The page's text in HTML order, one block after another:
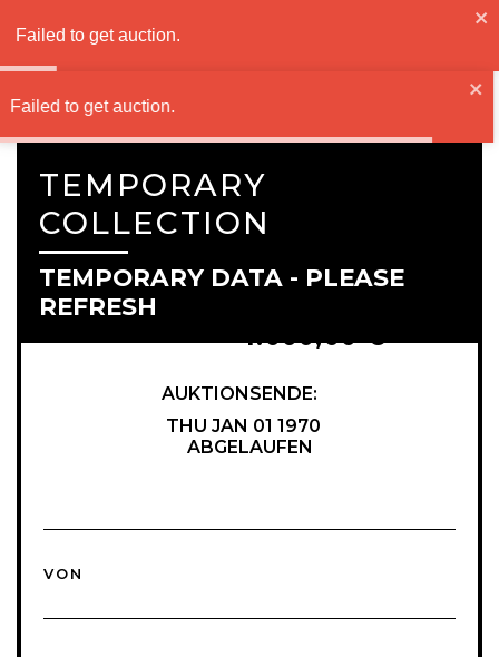
TEMPORARY
COLLECTION
TEMPORARY DATA - PLEASE
REFRESH
AUKTIONSENDE:
THU JAN 01 1970
ABGELAUFEN
1.000,00 €
VON
Failed to get auction.
Failed to get auction.